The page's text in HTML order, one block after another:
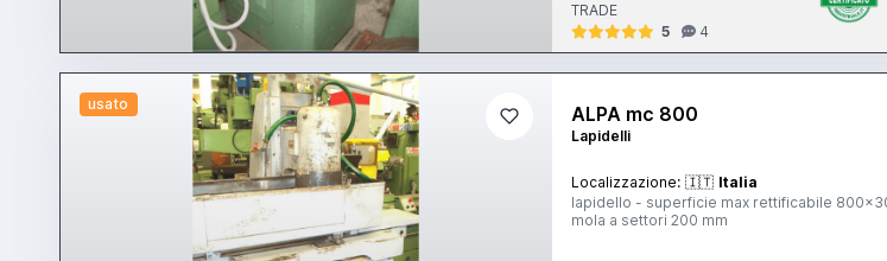
TRADE
5
4
usato ALPA mc 800
Lapidelli
Localizzazione: 🇮🇹 Italia
lapidello - superficie max rettificabile
mola a settori 200 mm